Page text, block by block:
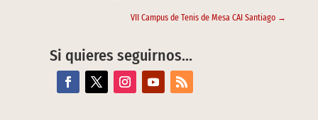
VII Campus de Tenis de Mesa CAI Santiago →
Si quieres seguirnos…